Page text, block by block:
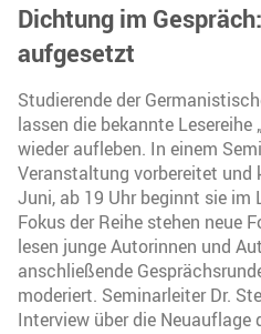
Dichtung im
aufgesetzt
Studierende der
lassen die bekannte Lesereihe
wieder aufleben. In einem
Veranstaltung vorbereitet und
Juni, ab 19 Uhr beginnt sie im
Fokus der Reihe stehen neue
lesen junge Autorinnen und
anschließende
moderiert. Seminarleiter Dr.
Interview über die Neuauflage